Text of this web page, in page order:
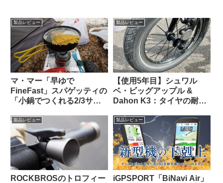
製品レビュー
マ・マー「早ゆで
FineFast」スパゲッティの
「小鍋でつくれる2/3サイ
【携行に便利・茹で時間は
3分】
製品レビュー
【使用5年目】シュワル
ベ・ビッグアップル &
Dahon K3：タイヤの耐久
あったか
製品レビュー
ROCKBROSのトロフィー
製品レビュー
iGPSPORT「BiNavi Air」